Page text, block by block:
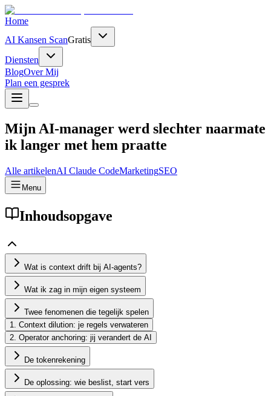
Home
AI Kansen ScanGratis
Diensten
BlogOver Mij
Plan een gesprek
Mijn AI-manager werd slechter naarmate
ik langer met hem praatte
Alle artikelenAI Claude CodeMarketingSEO
Menu
Inhoudsopgave
Wat is context drift bij AI-agents?
Wat ik zag in mijn eigen systeem
Twee fenomenen die tegelijk spelen
1. Context dilution: je regels verwateren
2. Operator anchoring: jij verandert de AI
De tokenrekening
De oplossing: wie beslist, start vers